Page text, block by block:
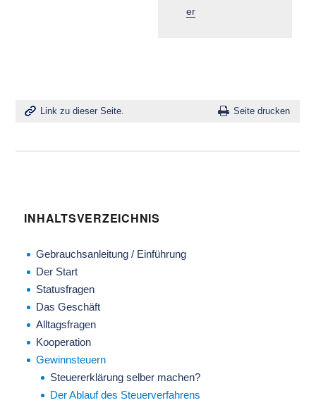
er
Link zu dieser Seite. Seite drucken
INHALTSVERZEICHNIS
Gebrauchsanleitung / Einführung
Der Start
Statusfragen
Das Geschäft
Alltagsfragen
Kooperation
Gewinnsteuern
Steuererklärung selber machen?
Der Ablauf des Steuerverfahrens